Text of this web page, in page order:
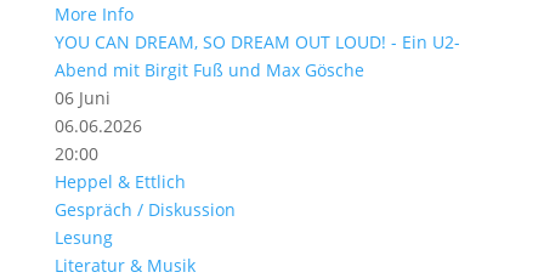
More Info
YOU CAN DREAM, SO DREAM OUT LOUD! - Ein U2-
Abend mit Birgit Fuß und Max Gösche
06 Juni
06.06.2026
20:00
Heppel & Ettlich
Gespräch / Diskussion
Lesung
Literatur & Musik